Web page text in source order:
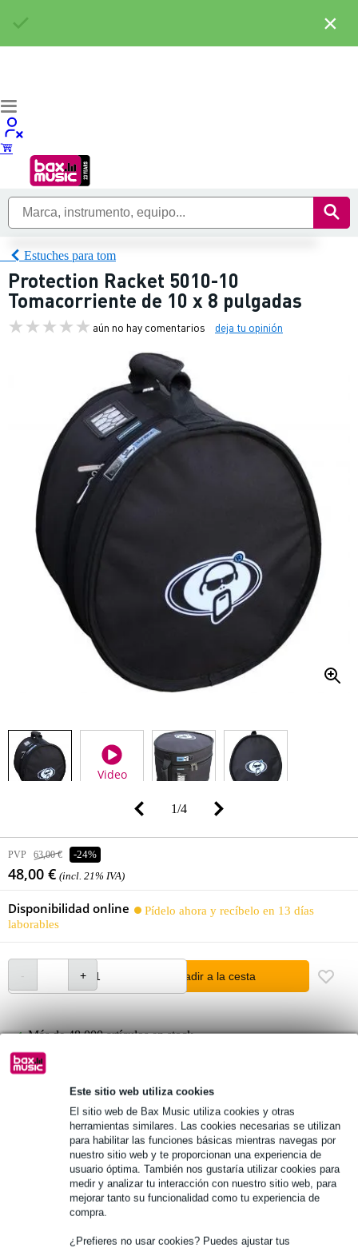
Este sitio web utiliza cookies
El sitio web de Bax Music utiliza cookies y otras
herramientas similares. Las cookies necesarias se utilizan
para habilitar las funciones básicas mientras navegas por
nuestro sitio web y te proporcionan una experiencia de
usuario óptima. También nos gustaría utilizar cookies para
medir y analizar tu interacción con nuestro sitio web, para
mejorar tanto su funcionalidad como tu experiencia de
compra.
¿Prefieres no usar cookies? Puedes ajustar tus
Estuches para tom
Protection Racket 5010-10
Tomacorriente de 10 x 8 pulgadas
aún no hay comentarios deja tu opinión
Video
1/4
PVP 63,00 € -24%
48,00 € (incl. 21% IVA)
Disponibilidad online
Pídelo ahora y recíbelo en 13 días
laborables
añadir a la cesta
Más de 48.000 artículos en stock
1.250 marcas líderes
Información del producto
tipo: 10'' x 8'' Tom Case
adecuado para: Tom de 10 x 8 pulgadas
Especificaciones completas
×